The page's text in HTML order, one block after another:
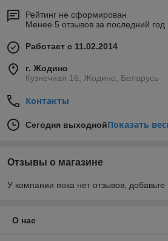
Рейтинг не сформирован
Менее 5 отзывов за последний год
Работает с 11.02.2014
г. Жодино
Кузнечная 16, Жодино, Беларусь
Контакты
Сегодня выходнойПоказать
Отзывы о магазине
У компании пока нет отзывов,
О нас